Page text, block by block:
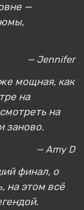
—
— Jennifer
мощная, как
на
на
заново.
— Amy D
финал, о
на этом всё